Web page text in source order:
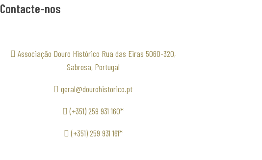
Contacte-nos
Associação Douro Histórico Rua das Eiras 5060-320,
Sabrosa, Portugal
geral@dourohistorico.pt
(+351) 259 931 160*
(+351) 259 931 161*